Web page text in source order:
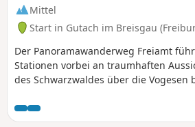
Mittel
Start in Gutach im Breisgau
Der Panoramawanderweg Freiamt
Stationen vorbei an traumhaften
des Schwarzwaldes über die Vogesen